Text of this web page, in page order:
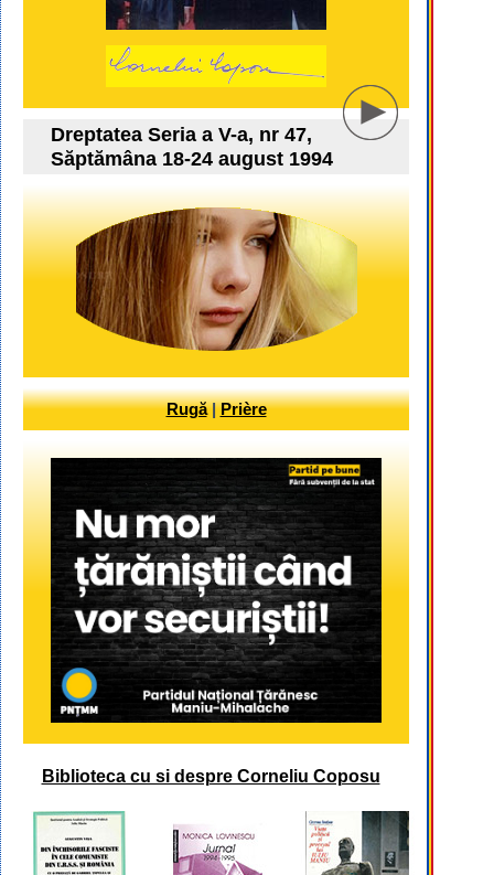
Dreptatea Seria a V-a, nr 47,
Săptămâna 18-24 august 1994
Rugă|Prière
Biblioteca cu si despre Corneliu Coposu